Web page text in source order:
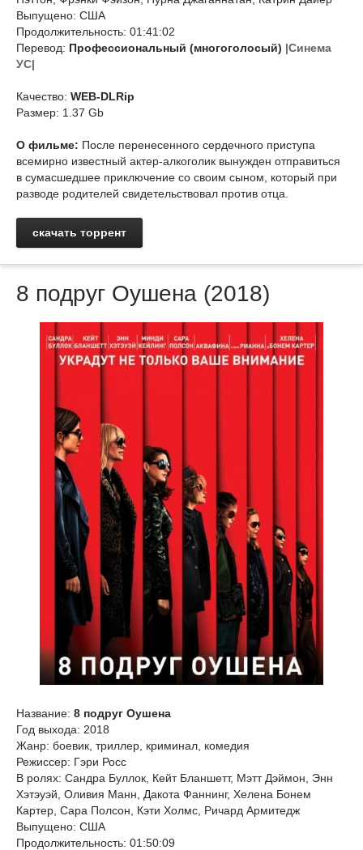
Выпущено: США
Продолжительность: 01:41:02
Перевод: Профессиональный (многоголосый) |Синема
УС|
Качество: WEB-DLRip
Размер: 1.37 Gb
О фильме: После перенесенного сердечного приступа
всемирно известный актер-алкоголик вынужден отправиться
в сумасшедшее приключение со своим сыном, который при
разводе родителей свидетельствовал против отца.
скачать торрент
8 подруг Оушена (2018)
Название: 8 подруг Оушена
Год выхода: 2018
Жанр: боевик, триллер, криминал, комедия
Режиссер: Гэри Росс
В ролях: Сандра Буллок, Кейт Бланшетт, Мэтт Дэймон, Энн
Хэтэуэй, Оливия Манн, Дакота Фаннинг, Хелена Бонем
Картер, Сара Полсон, Кэти Холмс, Ричард Армитедж
Выпущено: США
Продолжительность: 01:50:09